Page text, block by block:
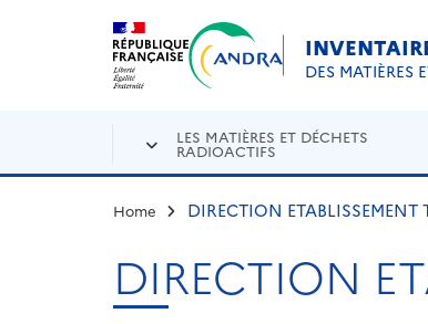
Aller au contenu principal
DES MATIÈRES
LES MATIÈRES ET DÉCHETS
RADIOACTIFS
Home DIRECTION ETABLISSEMENT
DIRECTION